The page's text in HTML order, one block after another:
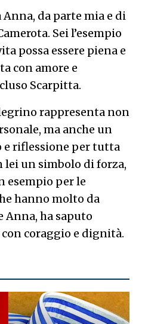
Anna, da parte mia e di
Sei l’esempio
possa essere piena e
con amore e
Scarpitta.
rappresenta non
ma anche un
riflessione per tutta
lei un simbolo di forza,
esempio per le
hanno molto da
Anna, ha saputo
coraggio e dignità.